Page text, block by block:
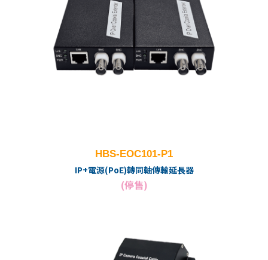
HBS-EOC101-P1
IP+電源(PoE)轉同軸傳輸延長器
(停售)